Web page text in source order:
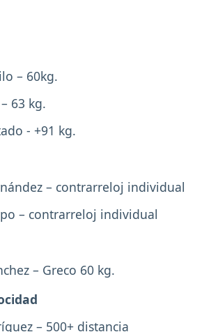
– 60kg.
63 kg.
- +91 kg.
– contrarreloj individual
– contrarreloj individual
– Greco 60 kg.
– 500+ distancia